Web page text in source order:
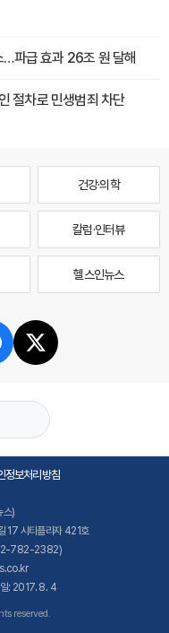
…파급 효과 26조 원 달해
절차로 민생범죄 차단
건강·의학
칼럼·인터뷰
헬스인뉴스
정보처리방침
스)
17 시티플라자 421호
782-2382)
: 2017. 8. 4
reserved.